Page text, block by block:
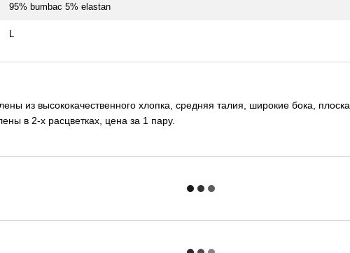
95% bumbac 5% elastan
из высококачественного хлопка, средняя талия, широкие бока,
в 2-х расцветках, цена за 1 пару.